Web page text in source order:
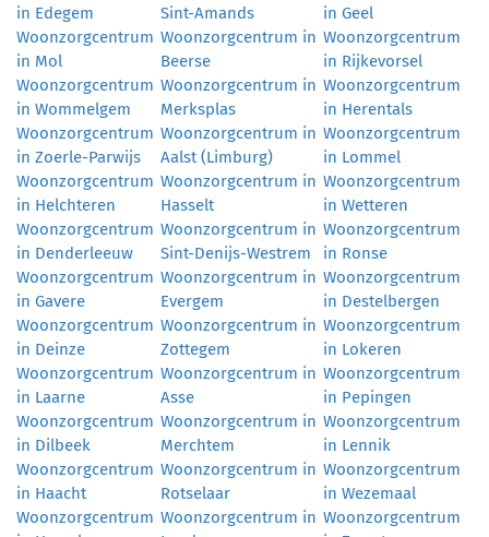
in Edegem
Sint-Amands
in Geel
Woonzorgcentrum
in Mol
Woonzorgcentrum in
Beerse
Woonzorgcentrum
in Rijkevorsel
Woonzorgcentrum
in Wommelgem
Woonzorgcentrum in
Merksplas
Woonzorgcentrum
in Herentals
Woonzorgcentrum
in Zoerle-Parwijs
Woonzorgcentrum in
Aalst (Limburg)
Woonzorgcentrum
in Lommel
Woonzorgcentrum
in Helchteren
Woonzorgcentrum in
Hasselt
Woonzorgcentrum
in Wetteren
Woonzorgcentrum
in Denderleeuw
Woonzorgcentrum in
Sint-Denijs-Westrem
Woonzorgcentrum
in Ronse
Woonzorgcentrum
in Gavere
Woonzorgcentrum in
Evergem
Woonzorgcentrum
in Destelbergen
Woonzorgcentrum
in Deinze
Woonzorgcentrum in
Zottegem
Woonzorgcentrum
in Lokeren
Woonzorgcentrum
in Laarne
Woonzorgcentrum in
Asse
Woonzorgcentrum
in Pepingen
Woonzorgcentrum
in Dilbeek
Woonzorgcentrum in
Merchtem
Woonzorgcentrum
in Lennik
Woonzorgcentrum
in Haacht
Woonzorgcentrum in
Rotselaar
Woonzorgcentrum
in Wezemaal
Woonzorgcentrum Woonzorgcentrum in Woonzorgcentrum